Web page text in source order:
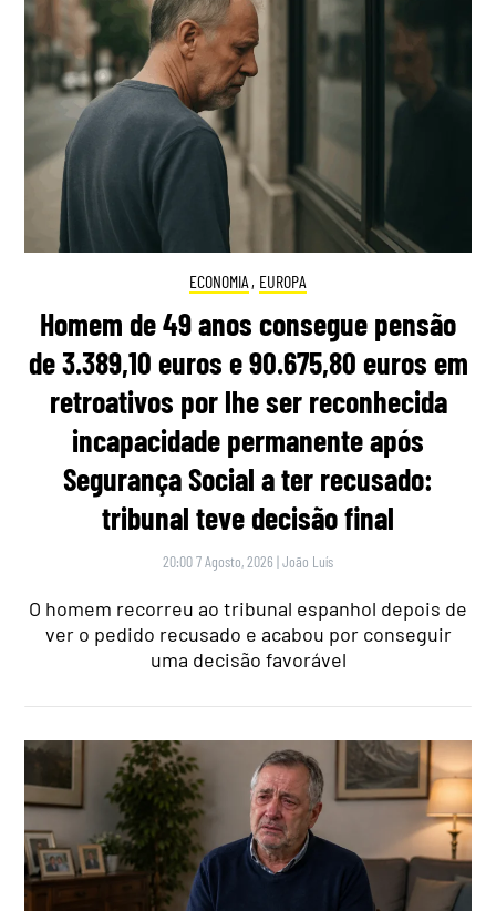
ECONOMIA , EUROPA
Homem de 49 anos consegue pensão
de 3.389,10 euros e 90.675,80 euros em
retroativos por lhe ser reconhecida
incapacidade permanente após
Segurança Social a ter recusado:
tribunal teve decisão final
20:00 7 Agosto, 2026 |João Luís
O homem recorreu ao tribunal espanhol depois de
ver o pedido recusado e acabou por conseguir
uma decisão favorável